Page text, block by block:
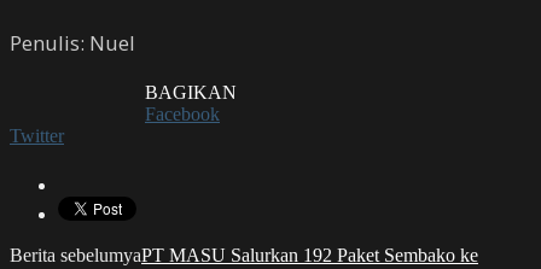
Penulis: Nuel
BAGIKAN
Facebook
Twitter
Berita sebelumyaPT MASU Salurkan 192 Paket Sembako ke